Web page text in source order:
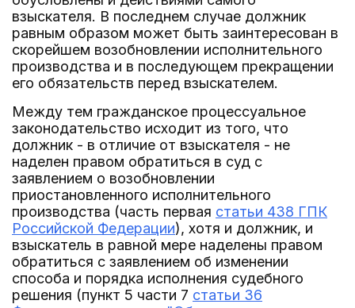
взыскателя. В последнем случае должник
равным образом может быть заинтересован в
скорейшем возобновлении исполнительного
производства и в последующем прекращении
его обязательств перед взыскателем.
Между тем гражданское процессуальное
законодательство исходит из того, что
должник - в отличие от взыскателя - не
наделен правом обратиться в суд с
заявлением о возобновлении
приостановленного исполнительного
производства (часть первая статьи 438 ГПК
Российской Федерации), хотя и должник, и
взыскатель в равной мере наделены правом
обратиться с заявлением об изменении
способа и порядка исполнения судебного
решения (пункт 5 части 7 статьи 36